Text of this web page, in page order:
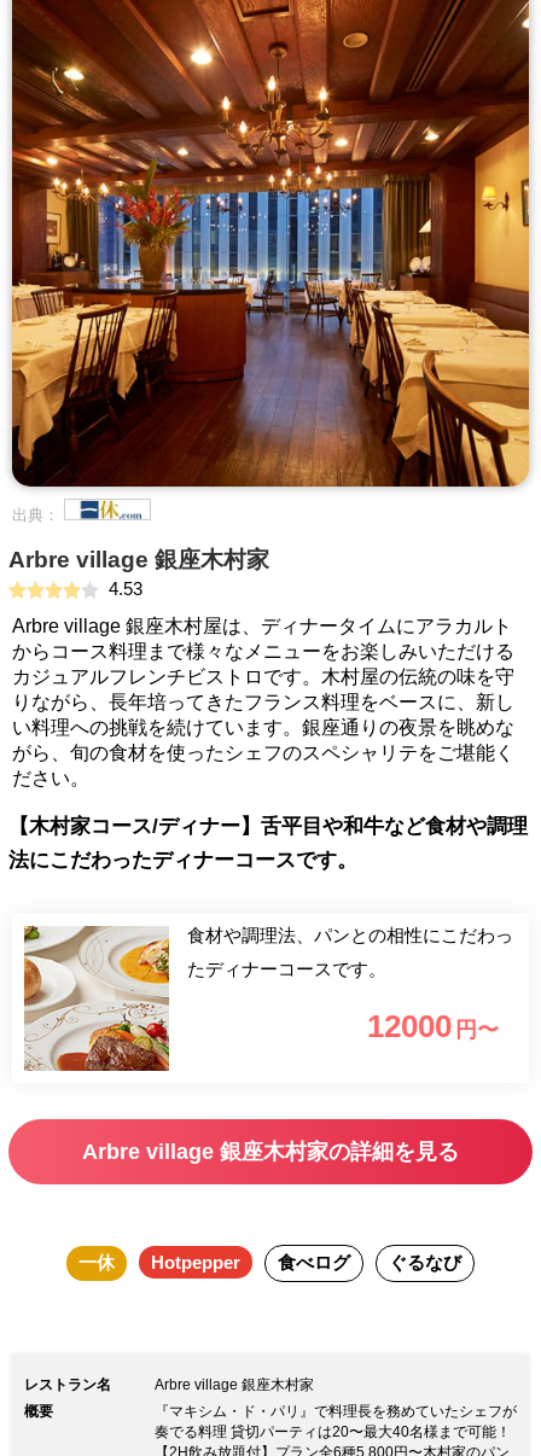
出典：
Arbre village 銀座木村家
4.53
Arbre village 銀座木村屋は、ディナータイムにアラカルト
からコース料理まで様々なメニューをお楽しみいただける
カジュアルフレンチビストロです。木村屋の伝統の味を守
りながら、長年培ってきたフランス料理をベースに、新し
い料理への挑戦を続けています。銀座通りの夜景を眺めな
がら、旬の食材を使ったシェフのスペシャリテをご堪能く
ださい。
【木村家コース/ディナー】舌平目や和牛など食材や調理
法にこだわったディナーコースです。
食材や調理法、パンとの相性にこだわっ
たディナーコースです。
12000 円〜
Arbre village 銀座木村家の詳細を見る
一休 Hotpepper 食べログ ぐるなび
レストラン名
Arbre village 銀座木村家
概要
『マキシム・ド・パリ』で料理長を務めていたシェフが
奏でる料理 貸切パーティは20〜最大40名様まで可能！
【2H飲み放題付】プラン全6種5,800円〜木村家のパン